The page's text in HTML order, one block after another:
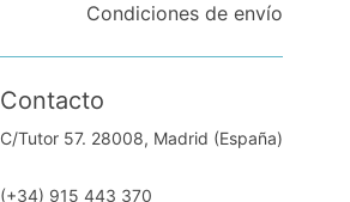
Condiciones de envío
Contacto
C/Tutor 57. 28008, Madrid (España)
(+34) 915 443 370